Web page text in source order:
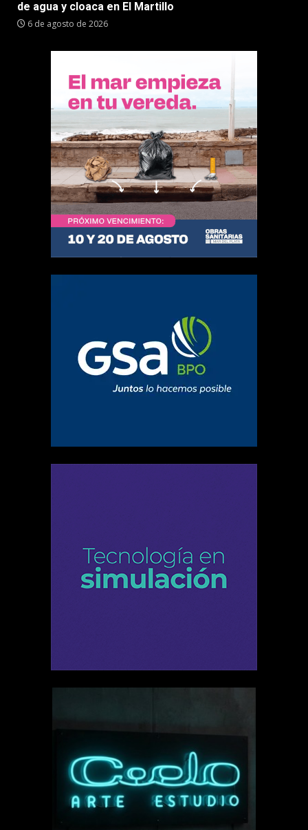
de agua y cloaca en El Martillo
6 de agosto de 2026